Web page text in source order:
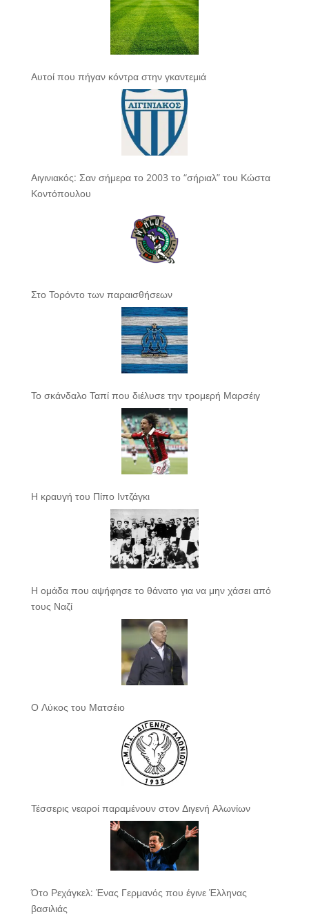
Αυτοί που πήγαν κόντρα στην γκαντεμιά
Αιγινιακός: Σαν σήμερα το 2003 το “σήριαλ” του Κώστα
Κοντόπουλου
Στο Τορόντο των παραισθήσεων
Το σκάνδαλο Ταπί που διέλυσε την τρομερή Μαρσέιγ
Η κραυγή του Πίπο Ιντζάγκι
Η ομάδα που αψήφησε το θάνατο για να μην χάσει από
τους Ναζί
Ο Λύκος του Ματσέιο
Τέσσερις νεαροί παραμένουν στον Διγενή Αλωνίων
Ότο Ρεχάγκελ: Ένας Γερμανός που έγινε Έλληνας
βασιλιάς